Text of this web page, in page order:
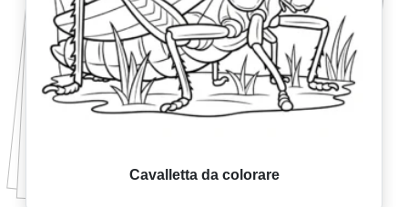
Cavalletta da colorare